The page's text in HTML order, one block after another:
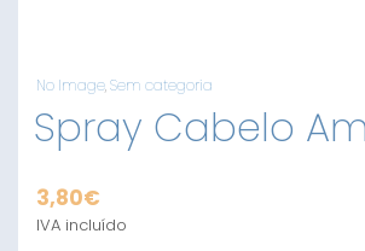
No Image,Sem categoria
Spray Cabelo
3,80€
IVA incluído